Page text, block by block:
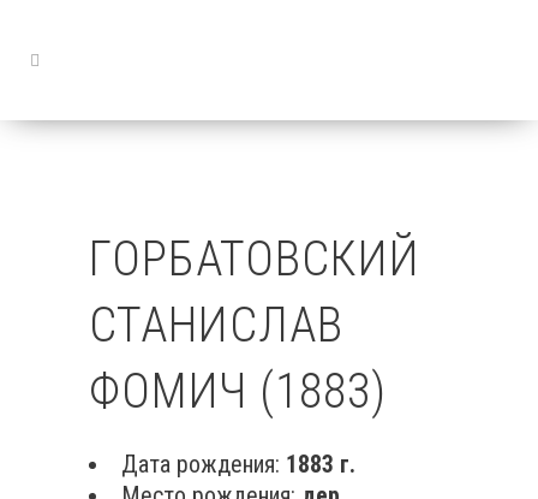
ГОРБАТОВСКИЙ
СТАНИСЛАВ
ФОМИЧ (1883)
Дата рождения: 1883 г.